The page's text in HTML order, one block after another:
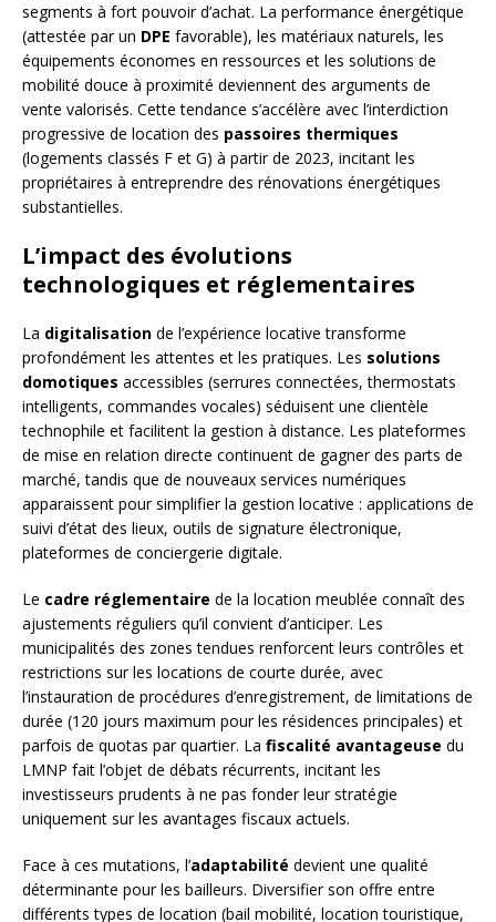
segments à fort pouvoir d’achat. La performance énergétique
(attestée par un DPE favorable), les matériaux naturels, les
équipements économes en ressources et les solutions de
mobilité douce à proximité deviennent des arguments de
vente valorisés. Cette tendance s’accélère avec l’interdiction
progressive de location des passoires thermiques
(logements classés F et G) à partir de 2023, incitant les
propriétaires à entreprendre des rénovations énergétiques
substantielles.
L’impact des évolutions
technologiques et réglementaires
La digitalisation de l’expérience locative transforme
profondément les attentes et les pratiques. Les solutions
domotiques accessibles (serrures connectées, thermostats
intelligents, commandes vocales) séduisent une clientèle
technophile et facilitent la gestion à distance. Les plateformes
de mise en relation directe continuent de gagner des parts de
marché, tandis que de nouveaux services numériques
apparaissent pour simplifier la gestion locative : applications de
suivi d’état des lieux, outils de signature électronique,
plateformes de conciergerie digitale.
Le cadre réglementaire de la location meublée connaît des
ajustements réguliers qu’il convient d’anticiper. Les
municipalités des zones tendues renforcent leurs contrôles et
restrictions sur les locations de courte durée, avec
l’instauration de procédures d’enregistrement, de limitations de
durée (120 jours maximum pour les résidences principales) et
parfois de quotas par quartier. La fiscalité avantageuse du
LMNP fait l’objet de débats récurrents, incitant les
investisseurs prudents à ne pas fonder leur stratégie
uniquement sur les avantages fiscaux actuels.
Face à ces mutations, l’adaptabilité devient une qualité
déterminante pour les bailleurs. Diversifier son offre entre
différents types de location (bail mobilité, location touristique,